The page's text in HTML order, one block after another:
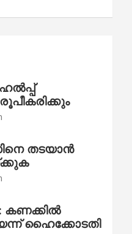
തടയാൻ
ഹൈക്കോടതി